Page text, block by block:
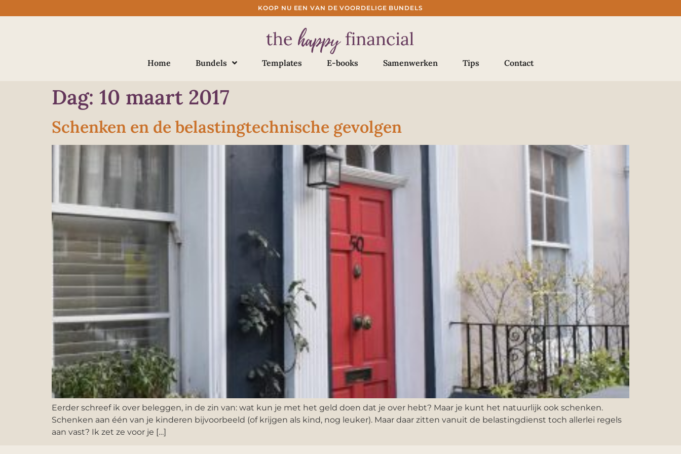
KOOP NU EEN VAN DE VOORDELIGE BUNDELS
Home Bundels Templates E-books Samenwerken Tips Contact
Dag: 10 maart 2017
Schenken en de belastingtechnische gevolgen
Eerder schreef ik over beleggen, in de zin van: wat kun je met het geld doen dat je over hebt? Maar je kunt het natuurlijk ook schenken.
Schenken aan één van je kinderen bijvoorbeeld (of krijgen als kind, nog leuker). Maar daar zitten vanuit de belastingdienst toch allerlei regels
aan vast? Ik zet ze voor je […]